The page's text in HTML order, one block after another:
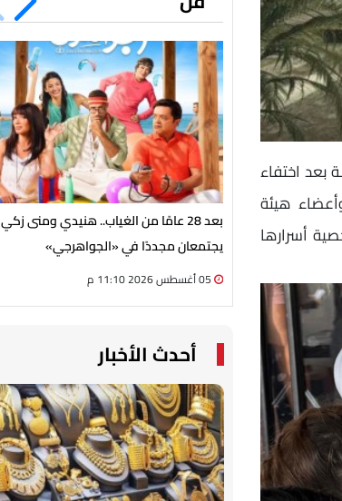
بعد اختفاء
هيئة
أسرارها
بعد 28 عامًا من الغياب.. هنيدي ومنى زكي
يجتمعان مجددًا في «الجواهرجي»
أحدث الأخبار